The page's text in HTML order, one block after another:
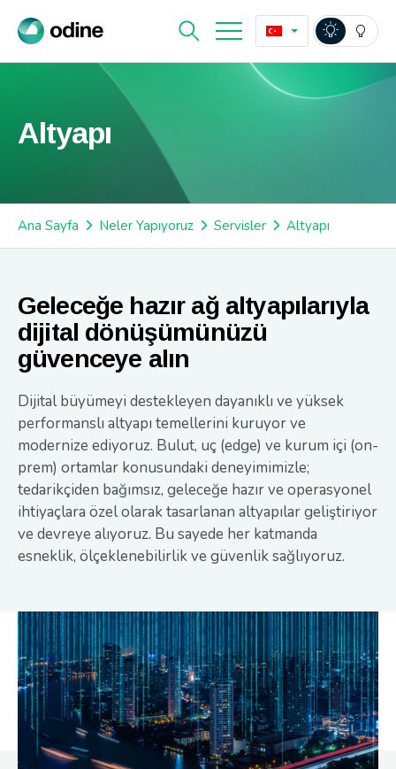
Altyapı
Ana Sayfa Neler Yapıyoruz Servisler Altyapı
Geleceğe hazır ağ altyapılarıyla
dijital dönüşümünüzü
güvenceye alın
Dijital büyümeyi destekleyen dayanıklı ve yüksek
performanslı altyapı temellerini kuruyor ve
modernize ediyoruz. Bulut, uç (edge) ve kurum içi (on-
prem) ortamlar konusundaki deneyimimizle;
tedarikçiden bağımsız, geleceğe hazır ve operasyonel
ihtiyaçlara özel olarak tasarlanan altyapılar geliştiriyor
ve devreye alıyoruz. Bu sayede her katmanda
esneklik, ölçeklenebilirlik ve güvenlik sağlıyoruz.